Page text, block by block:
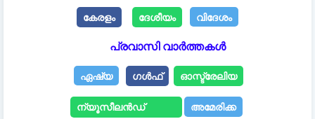
കേരളം ദേശീയം വിദേശം
പ്രവാസി വാർത്തകൾ
ഏഷ്യ ഗൾഫ് ഓസ്ട്രേലിയ
ന്യൂസീലൻഡ് അമേരിക്ക